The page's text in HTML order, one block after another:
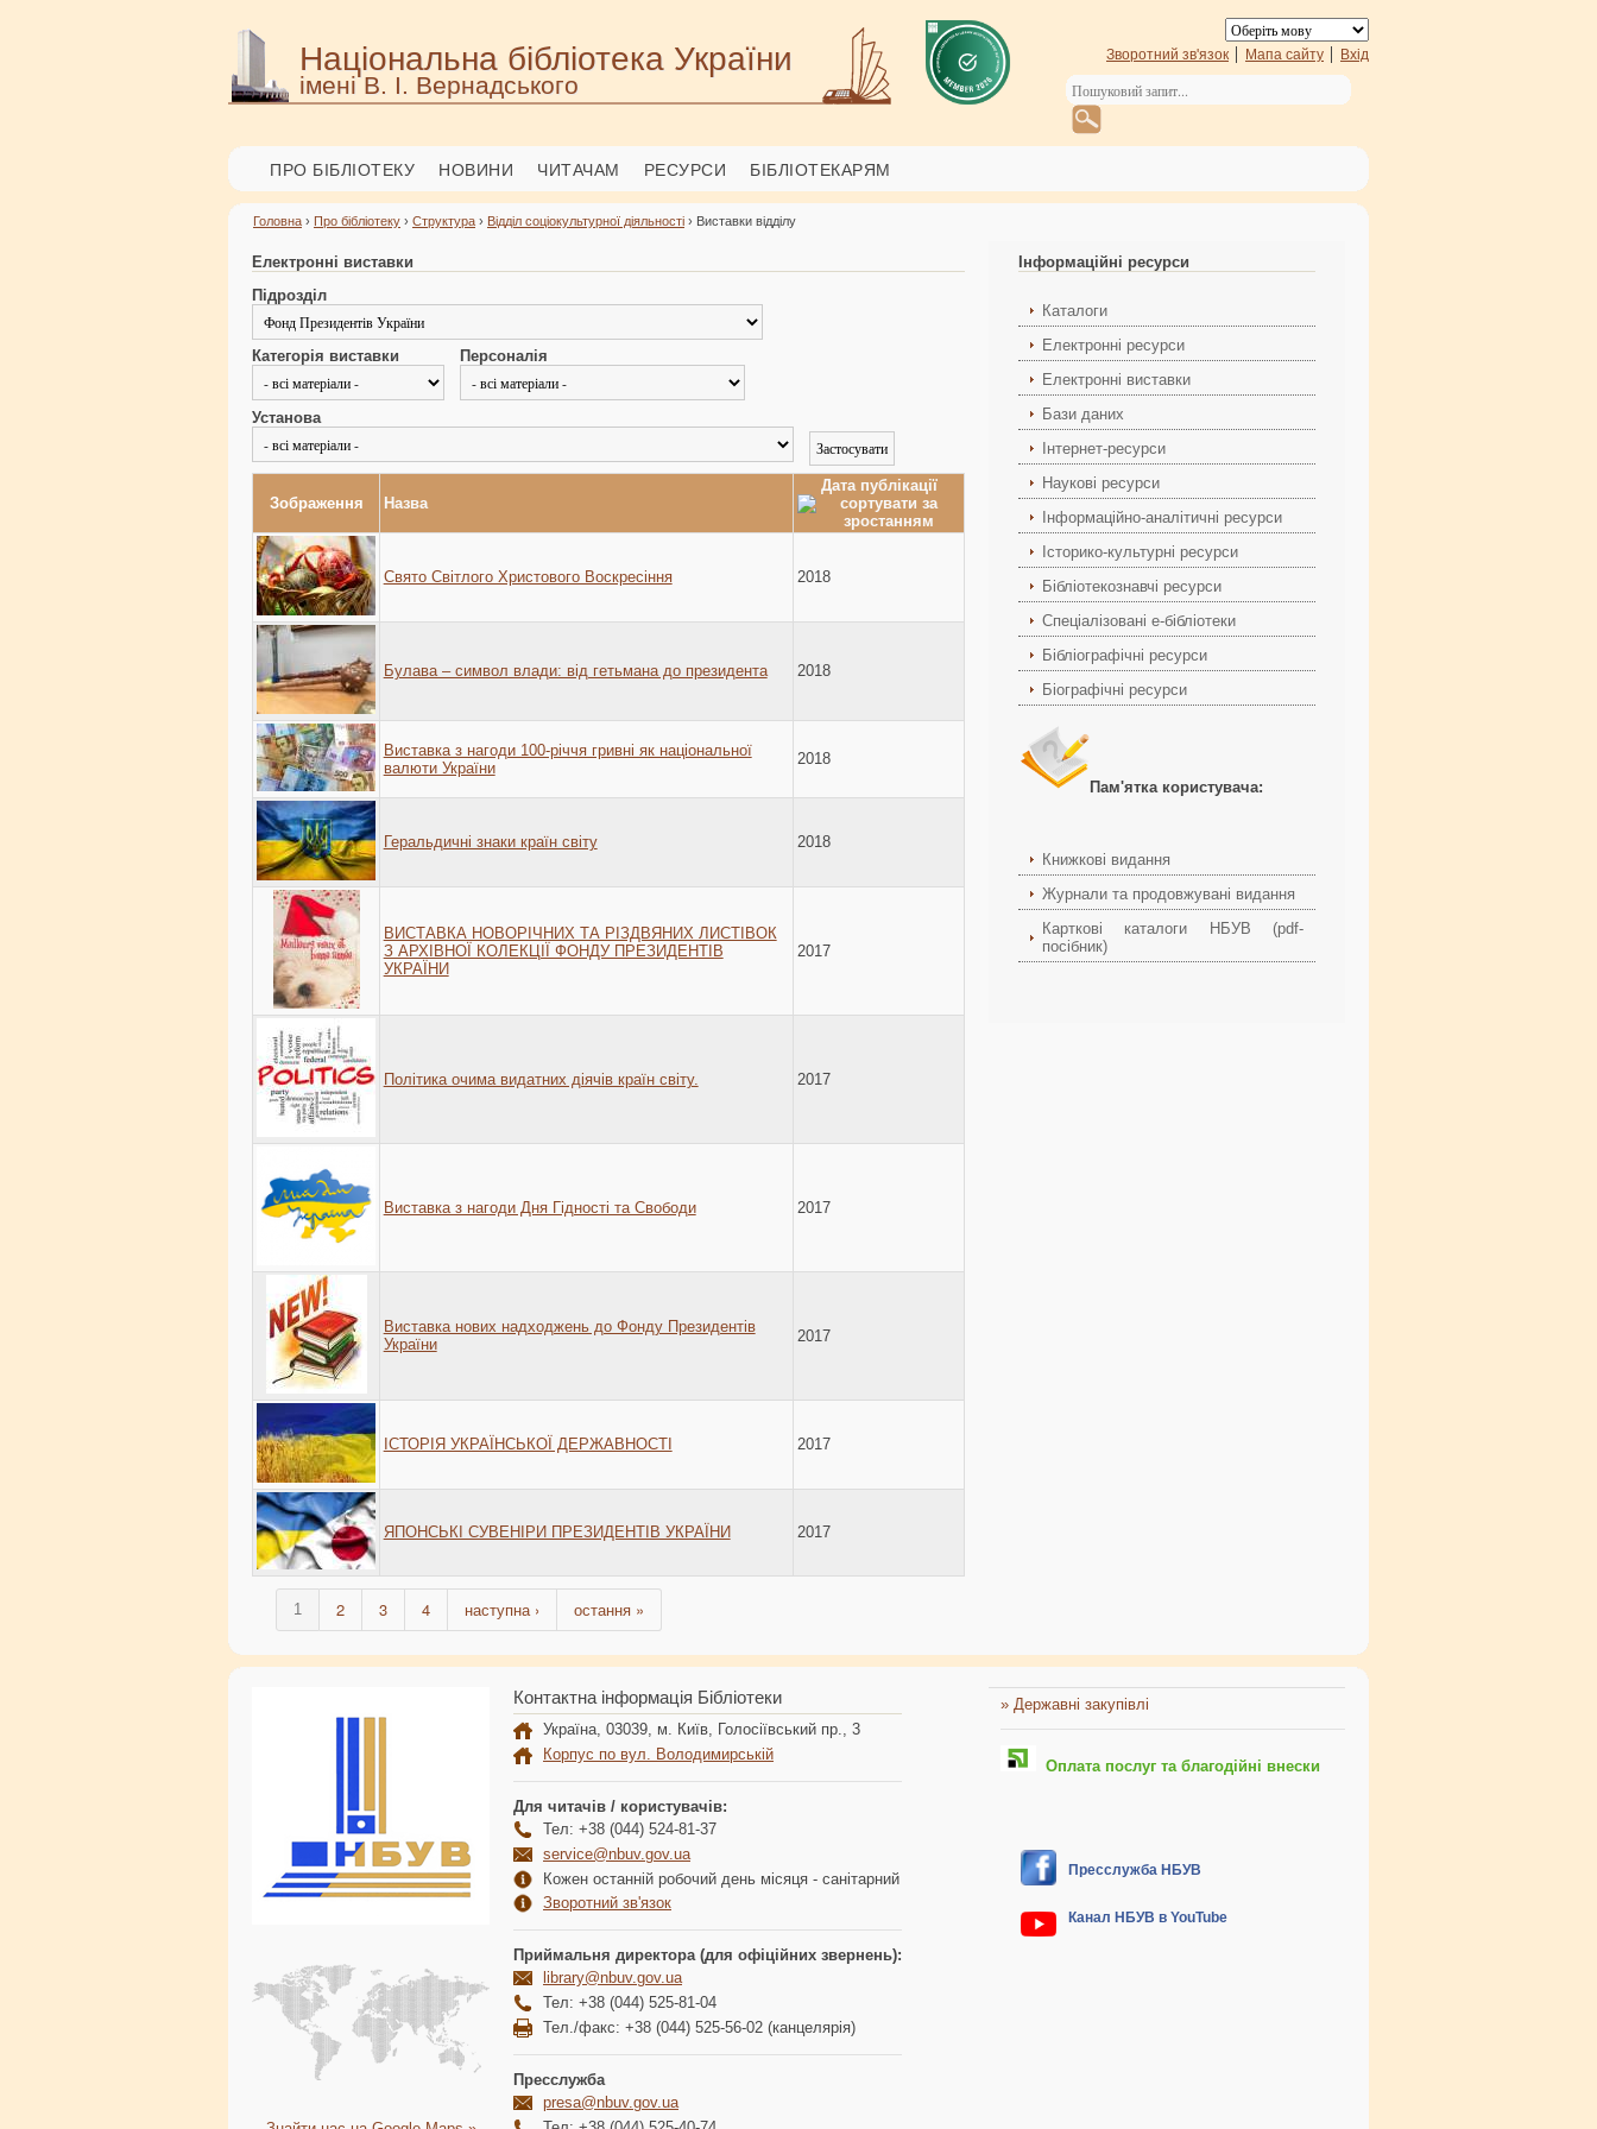
Національна бібліотека України
імені В. І. Вернадського
Зворотний зв'язок Мапа сайту Вхід
ПРО БІБЛІОТЕКУ НОВИНИ ЧИТАЧАМ РЕСУРСИ БІБЛІОТЕКАРЯМ
Головна › Про бібліотеку › Структура › Відділ соціокультурної діяльності › Виставки відділу
Електронні виставки
Підрозділ
Категорія виставки Персоналія
Установа
Зображення Назва
Дата публікації
Свято Світлого Христового Воскресіння 2018
Булава – символ влади: від гетьмана до президента 2018
Виставка з нагоди 100-річчя гривні як національної
валюти України
2018
Геральдичні знаки країн світу 2018
ВИСТАВКА НОВОРІЧНИХ ТА РІЗДВЯНИХ ЛИСТІВОК
З АРХІВНОЇ КОЛЕКЦІЇ ФОНДУ ПРЕЗИДЕНТІВ
УКРАЇНИ
2017
Політика очима видатних діячів країн світу. 2017
Виставка з нагоди Дня Гідності та Свободи 2017
Виставка нових надходжень до Фонду Президентів
України
2017
ІСТОРІЯ УКРАЇНСЬКОЇ ДЕРЖАВНОСТІ 2017
ЯПОНСЬКІ СУВЕНІРИ ПРЕЗИДЕНТІВ УКРАЇНИ 2017
1 2 3 4 наступна › остання »
Інформаційні ресурси
Каталоги
Електронні ресурси
Електронні виставки
Бази даних
Інтернет-ресурси
Наукові ресурси
Інформаційно-аналітичні ресурси
Історико-культурні ресурси
Бібліотекознавчі ресурси
Спеціалізовані е-бібліотеки
Бібліографічні ресурси
Біографічні ресурси
Пам'ятка користувача:
Книжкові видання
Журнали та продовжувані видання
Карткові каталоги НБУВ (pdf-
посібник)
Контактна інформація Бібліотеки
Україна, 03039, м. Київ, Голосіївський пр., 3
Корпус по вул. Володимирській
Для читачів / користувачів:
Тел: +38 (044) 524-81-37
service@nbuv.gov.ua
Кожен останній робочий день місяця - санітарний
Зворотний зв'язок
Приймальня директора (для офіційних звернень):
library@nbuv.gov.ua
Тел: +38 (044) 525-81-04
Тел./факс: +38 (044) 525-56-02 (канцелярія)
Пресслужба
presa@nbuv.gov.ua
» Державні закупівлі
Оплата послуг та благодійні внески
Пресслужба НБУВ
Канал НБУВ в YouTube